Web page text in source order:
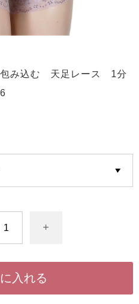
包み込む 天足レース 1分
+
入れる